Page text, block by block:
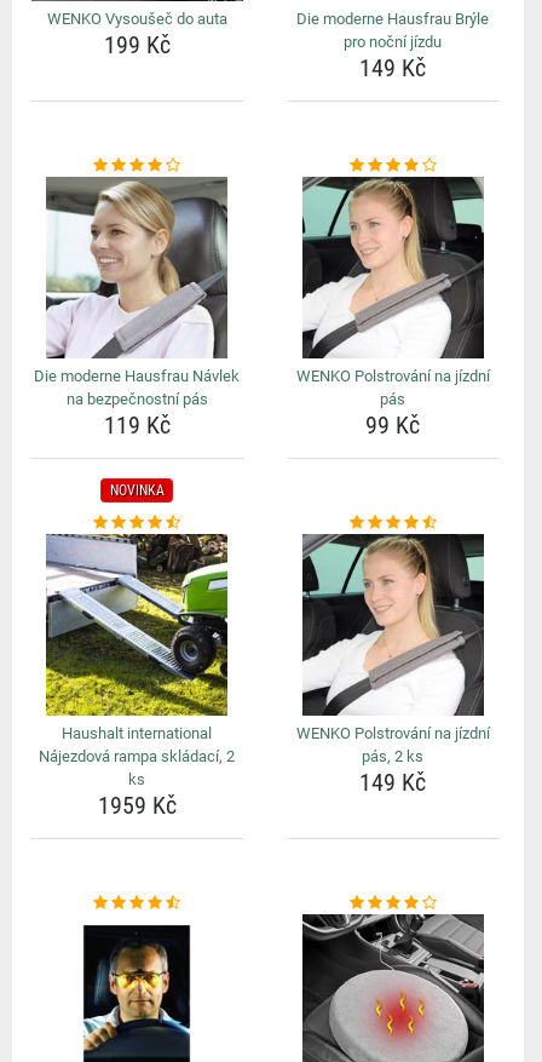
WENKO Vysoušeč do auta
199 Kč
Die moderne Hausfrau Brýle
pro noční jízdu
149 Kč
Die moderne Hausfrau Návlek
na bezpečnostní pás
119 Kč
WENKO Polstrování na jízdní
pás
99 Kč
NOVINKA
Haushalt international
Nájezdová rampa skládací, 2
ks
1959 Kč
WENKO Polstrování na jízdní
pás, 2 ks
149 Kč